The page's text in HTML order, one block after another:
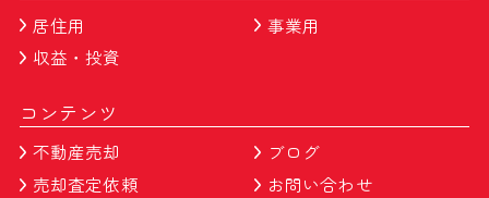
居住用
事業用
収益・投資
コンテンツ
不動産売却
ブログ
売却査定依頼
お問い合わせ